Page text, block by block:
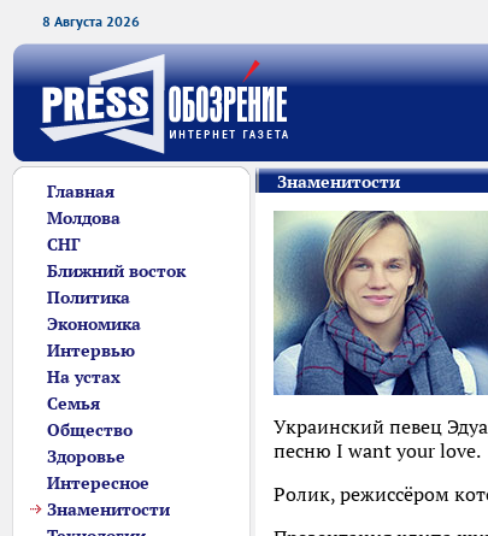
8 Августа 2026
Главная
Молдова
СНГ
Ближний восток
Политика
Экономика
Интервью
На устах
Семья
Общество
Здоровье
Интересное
Знаменитости
Знаменитости
Украинский певец
песню I want your love.
Ролик, режиссёром